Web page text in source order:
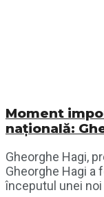
Moment
națională:
Gheorghe Hagi,
Gheorghe Hagi a
începutul unei noi